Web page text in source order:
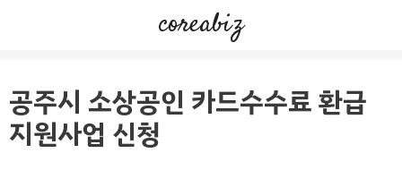
건
너
coreabiz
공주시 소상공인 카드수수료 환급
지원사업 신청